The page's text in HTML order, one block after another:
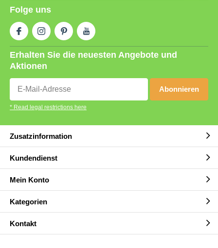
Folge uns
Erhalten Sie die neuesten Angebote und
Aktionen
Abonnieren
* Read legal restrictions here
Zusatzinformation
Kundendienst
Mein Konto
Kategorien
Kontakt